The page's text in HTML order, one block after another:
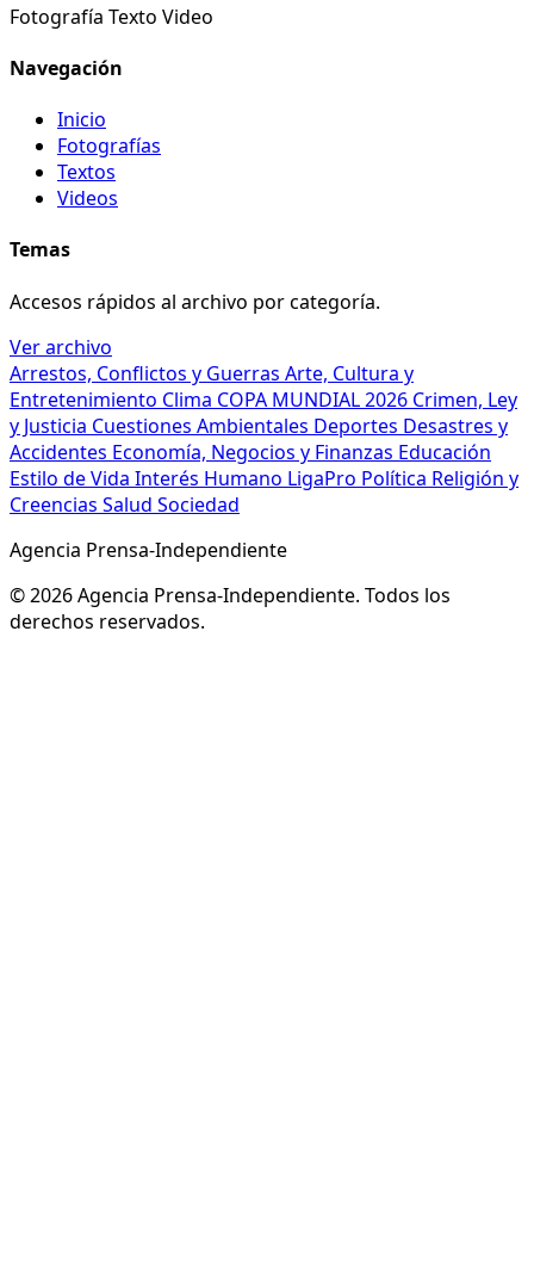
Fotografía Texto Video
Navegación
Inicio
Fotografías
Textos
Videos
Temas
Accesos rápidos al archivo por categoría.
Ver archivo
Arrestos, Conflictos y Guerras Arte, Cultura y
Entretenimiento Clima COPA MUNDIAL 2026 Crimen, Ley
y Justicia Cuestiones Ambientales Deportes Desastres y
Accidentes Economía, Negocios y Finanzas Educación
Estilo de Vida Interés Humano LigaPro Política Religión y
Creencias Salud Sociedad
Agencia Prensa-Independiente
© 2026 Agencia Prensa-Independiente. Todos los
derechos reservados.